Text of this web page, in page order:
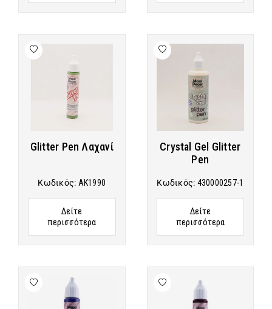
Glitter Pen Λαχανί
Κωδικός: AK1990
Δείτε
περισσότερα
Crystal Gel Glitter
Pen
Κωδικός: 430000257-1
Δείτε
περισσότερα